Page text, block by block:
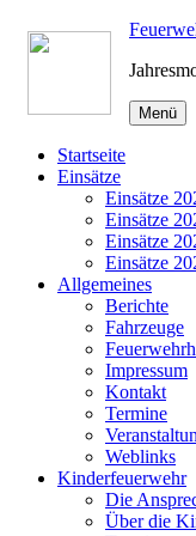
Zum
Inhalt
Menü
Startseite
Einsätze
Einsätze
Einsätze
Einsätze
Einsätze
Allgemeines
Berichte
Fahrzeuge
Impressum
Kontakt
Termine
Weblinks
Kinderfeuerwehr
Die
Über die